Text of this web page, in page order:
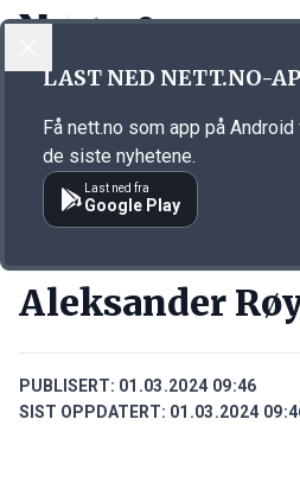
Annonsørinnhold
Aleksander
PUBLISERT: 01.03.2024 09:46
SIST OPPDATERT: 01.03.2024
LAST NED NETT.NO-
Få nett.no som app på
de siste nyhetene.
Last ned fra
Google Play